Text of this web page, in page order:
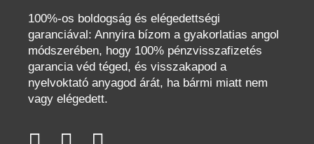
100%-os boldogság és elégedettségi
garanciával: Annyira bízom a gyakorlatias angol
módszerében, hogy 100% pénzvisszafizetés
garancia véd téged, és visszakapod a
nyelvoktató anyagod árát, ha bármi miatt nem
vagy elégedett.